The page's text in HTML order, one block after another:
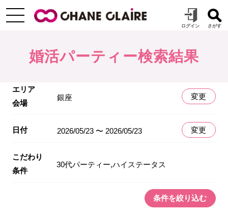
婚活パーティー検索結果
エリア
会場
銀座 変更
日付 2026/05/23 〜 2026/05/23 変更
こだわり
条件
30代パーティー,ハイステータス
条件を絞り込む